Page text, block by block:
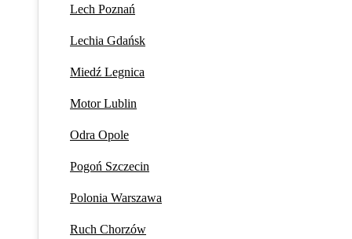
Lech Poznań
Lechia Gdańsk
Miedź Legnica
Motor Lublin
Odra Opole
Pogoń Szczecin
Polonia Warszawa
Ruch Chorzów